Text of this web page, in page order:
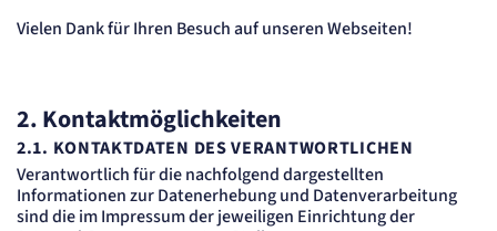
Vielen Dank für Ihren Besuch auf unseren Webseiten!
2. Kontaktmöglichkeiten
2.1. KONTAKTDATEN DES VERANTWORTLICHEN
Verantwortlich für die nachfolgend dargestellten
Informationen zur Datenerhebung und Datenverarbeitung
sind die im Impressum der jeweiligen Einrichtung der